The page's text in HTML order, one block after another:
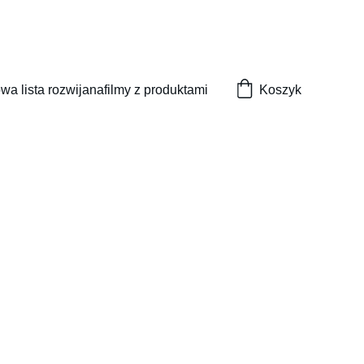
lista rozwijanafilmy z produktami Koszyk